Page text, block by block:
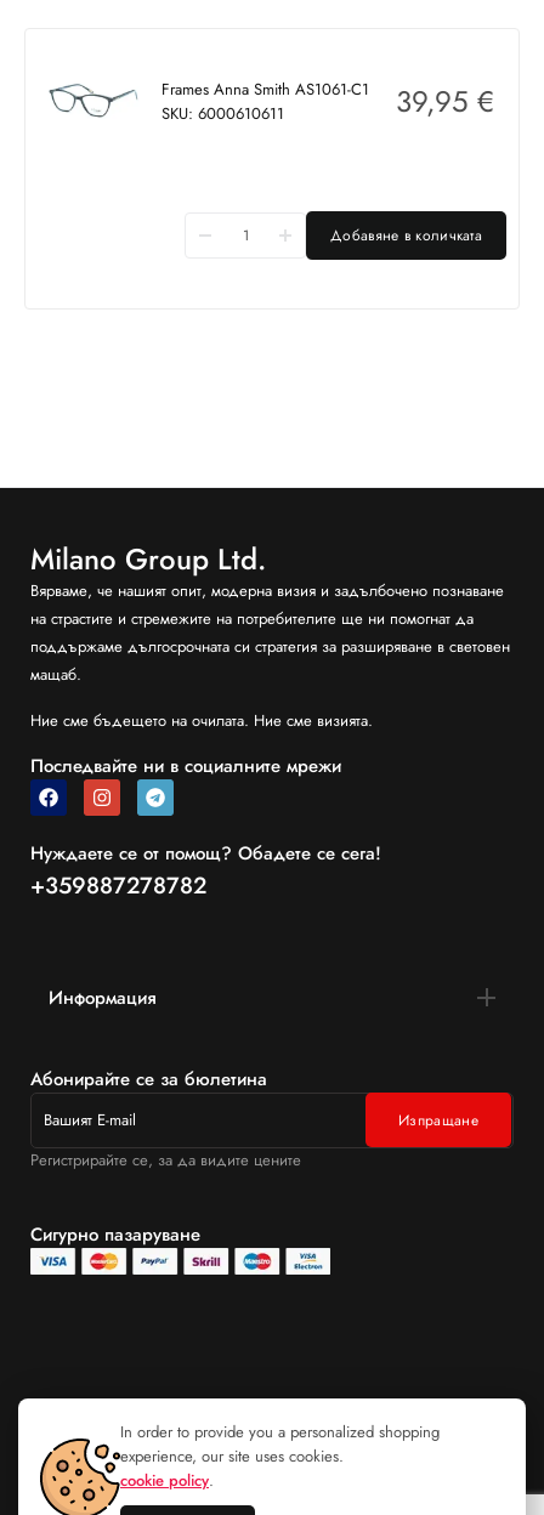
Frames Anna Smith AS1061-C1
SKU: 6000610611
39,95 €
Добавяне в количката
Milano Group Ltd.
Вярваме, че нашият опит, модерна визия и задълбочено познаване
на страстите и стремежите на потребителите ще ни помогнат да
поддържаме дългосрочната си стратегия за разширяване в световен
мащаб.
Ние сме бъдещето на очилата. Ние сме визията.
Последвайте ни в социалните мрежи
Нуждаете се от помощ? Обадете се сега!
+359887278782
Информация
Абонирайте се за бюлетина
Регистрирайте се, за да видите цените
Сигурно пазаруване
In order to provide you a personalized shopping
experience, our site uses cookies.
cookie policy.